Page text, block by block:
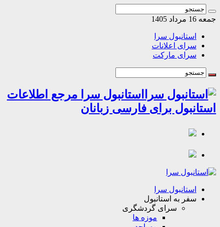
1405
استانبول سرا
سرای اعلانات
سرای مارکت
استانبول سرا مرجع اطلاعات
برای فارسی زبانان
استانبول سرا
سفر به استانبول
سرای گردشگری
موزه ها